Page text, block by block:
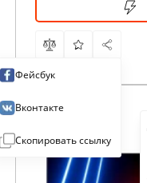
Фейсбук
Вконтакте
Скопировать ссылку